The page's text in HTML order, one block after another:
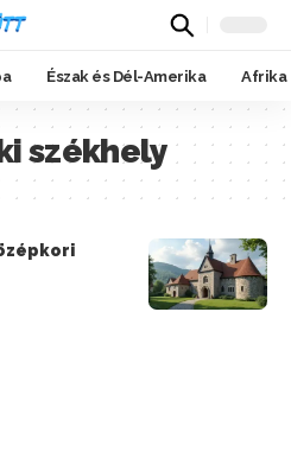
Észak és Dél-Amerika Afrika
székhely